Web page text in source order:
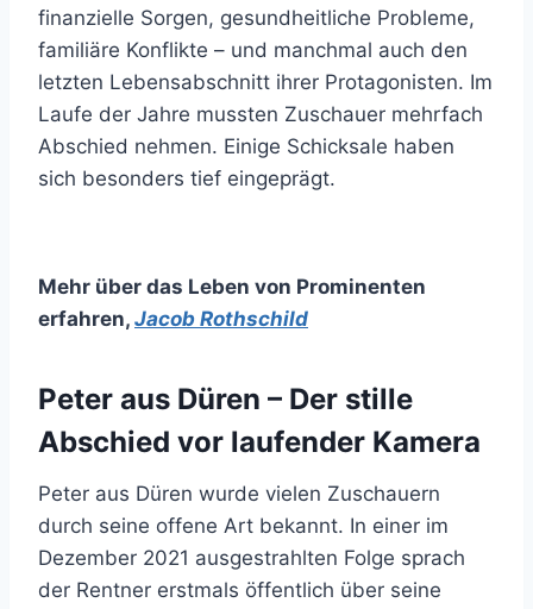
finanzielle Sorgen, gesundheitliche Probleme,
familiäre Konflikte – und manchmal auch den
letzten Lebensabschnitt ihrer Protagonisten. Im
Laufe der Jahre mussten Zuschauer mehrfach
Abschied nehmen. Einige Schicksale haben
sich besonders tief eingeprägt.
Mehr über das Leben von Prominenten
erfahren, Jacob Rothschild
Peter aus Düren – Der stille
Abschied vor laufender Kamera
Peter aus Düren wurde vielen Zuschauern
durch seine offene Art bekannt. In einer im
Dezember 2021 ausgestrahlten Folge sprach
der Rentner erstmals öffentlich über seine